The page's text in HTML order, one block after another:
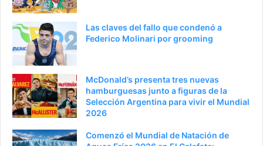
o
i
Las claves del fallo que condenó a
Federico Molinari por grooming
McDonald’s presenta tres nuevas
hamburguesas junto a figuras de la
Selección Argentina para vivir el Mundial
2026
Comenzó el Mundial de Natación de